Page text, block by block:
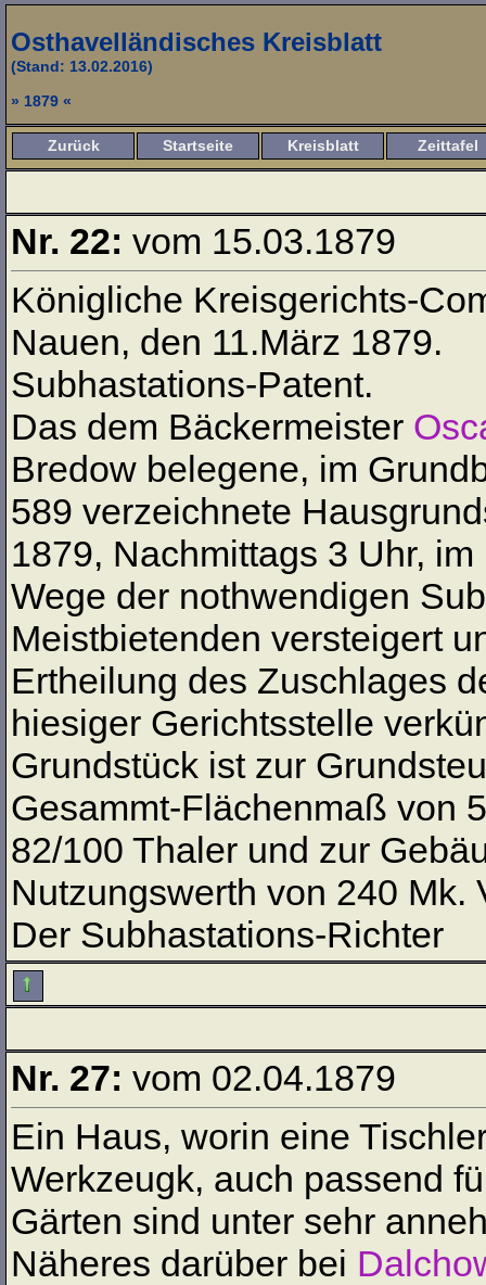
Osthavelländisches Kreisblatt
(Stand: 13.02.2016)
» 1879 «
Zurück Startseite Kreisblatt Zeittafel
Nr. 22: vom 15.03.1879
Königliche Kreisgerichts-
Nauen, den 11.März 1879.
Subhastations-Patent.
Das dem Bäckermeister
Bredow belegene, im
589 verzeichnete
1879, Nachmittags 3 Uhr, im
Wege der nothwendigen
Meistbietenden versteigert
Ertheilung des Zuschlages
hiesiger Gerichtsstelle
Grundstück ist zur
Gesammt-Flächenmaß von
82/100 Thaler und zur
Nutzungswerth von 240
Der Subhastations-Richter
Nr. 27: vom 02.04.1879
Ein Haus, worin eine
Werkzeugk, auch passend
Gärten sind unter sehr
Näheres darüber bei